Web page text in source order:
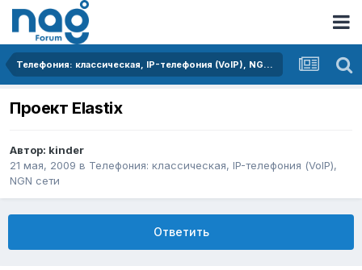
Телефония: классическая, IP-телефония (VoIP), NGN сети
Проект Elastix
Автор: kinder
21 мая, 2009 в Телефония: классическая, IP-телефония (VoIP),
NGN сети
Ответить